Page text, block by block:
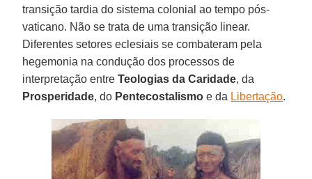
transição tardia do sistema colonial ao tempo pós-
vaticano. Não se trata de uma transição linear.
Diferentes setores eclesiais se combateram pela
hegemonia na condução dos processos de
interpretação entreTeologias da Caridade, da
Prosperidade, do Pentecostalismo e da Libertação.